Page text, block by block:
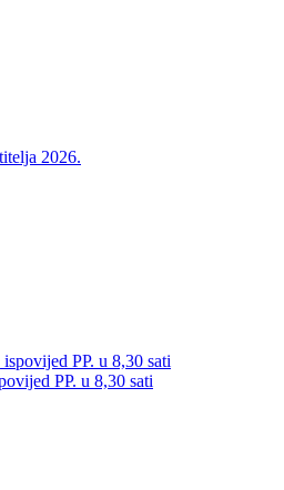
2026.
PP. u 8,30 sati